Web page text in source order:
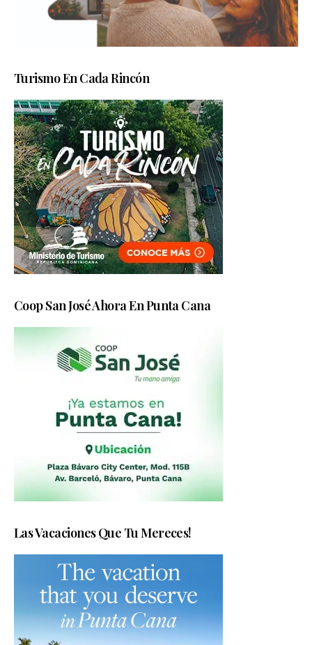
Turismo En Cada Rincón
Coop San José Ahora En Punta Cana
Las Vacaciones Que Tu Mereces!